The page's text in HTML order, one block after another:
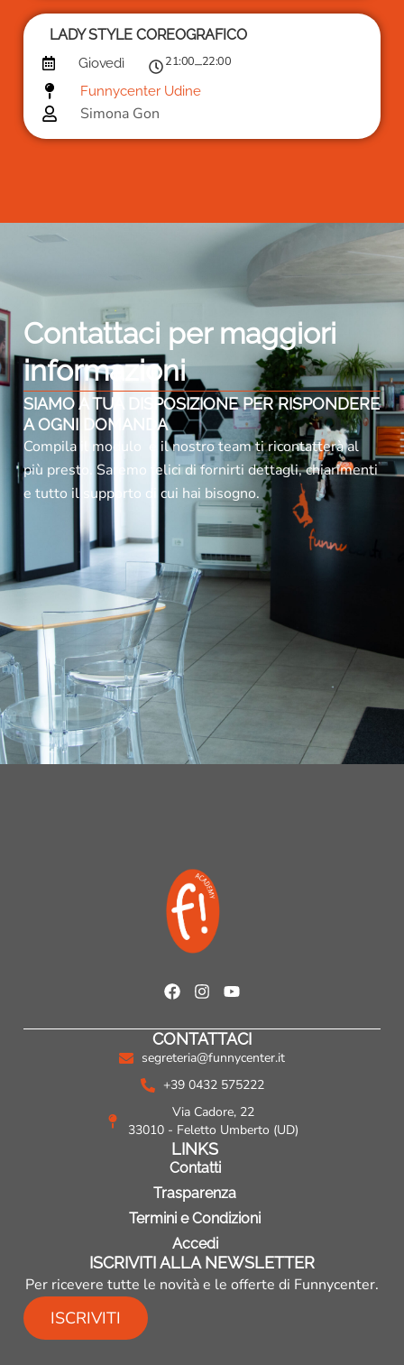
LADY STYLE COREOGRAFICO
Giovedì 21:00–22:00
Funnycenter Udine
Simona Gon
Contattaci per maggiori
informazioni
SIAMO A TUA DISPOSIZIONE PER RISPONDERE
A OGNI DOMANDA
Compila il modulo e il nostro team ti ricontatterà al
più presto. Saremo felici di fornirti dettagli, chiarimenti
e tutto il supporto di cui hai bisogno.
F
a
e
b
o
k
I
t
a
g
r
a
m
Y
t
u
b
e
LINKS
Contatti
Trasparenza
Termini e Condizioni
Accedi
CONTATTACI
segreteria@funnycenter.it
+39 0432 575222
Via Cadore, 22
33010 - Feletto Umberto (UD)
ISCRIVITI ALLA NEWSLETTER
Per ricevere tutte le novità e le offerte di Funnycenter.
ISCRIVITI